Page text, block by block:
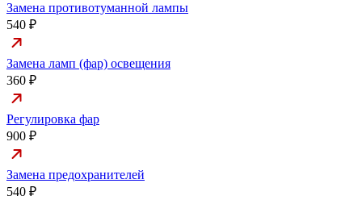
Замена противотуманной лампы
540 ₽
Замена ламп (фар) освещения
360 ₽
Регулировка фар
900 ₽
Замена предохранителей
540 ₽